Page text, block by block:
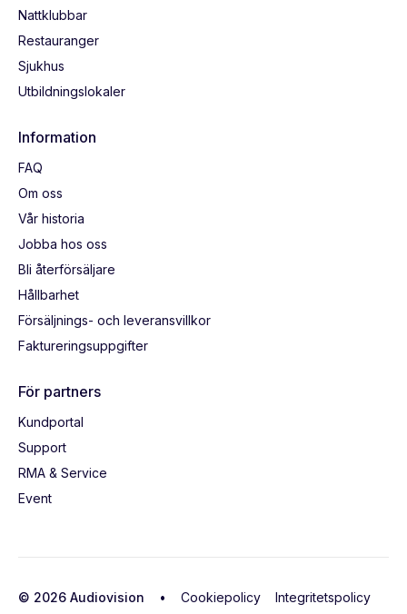
Nattklubbar
Restauranger
Sjukhus
Utbildningslokaler
Information
FAQ
Om oss
Vår historia
Jobba hos oss
Bli återförsäljare
Hållbarhet
Försäljnings- och leveransvillkor
Faktureringsuppgifter
För partners
Kundportal
Support
RMA & Service
Event
© 2026 Audiovision • Cookiepolicy
Integritetspolicy